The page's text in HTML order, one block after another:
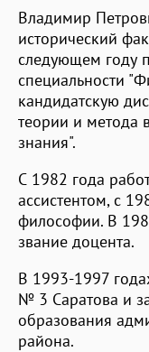
Владимир
исторический
следующем году
специальности
кандидатскую
теории и метода
знания".
С 1982 года
ассистентом, с
философии. В
звание доцента.
В 1993-1997
№ 3 Саратова и
образования
района.